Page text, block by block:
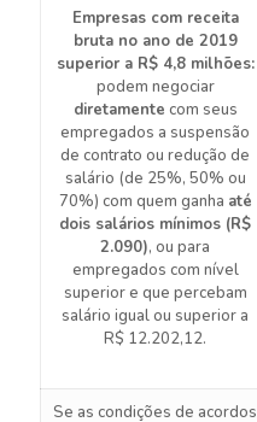
Empresas com receita
bruta no ano de 2019
superior a R$ 4,8 milhões:
podem negociar
diretamente com seus
empregados a suspensão
de contrato ou redução de
salário (de 25%, 50% ou
70%) com quem ganha até
dois salários mínimos (R$
2.090), ou para
empregados com nível
superior e que percebam
salário igual ou superior a
R$ 12.202,12.
Se as condições de acordos